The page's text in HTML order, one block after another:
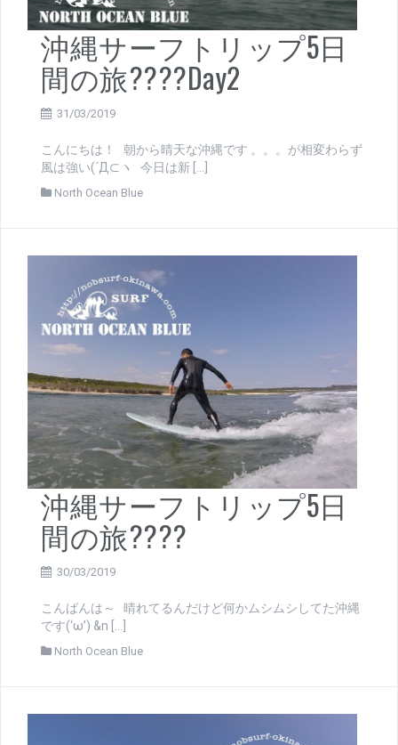
沖縄サーフトリップ5日
間の旅????Day2
31/03/2019
こんにちは！ 朝から晴天な沖縄です 。。。が相変わらず
風は強い(´Д⊂ヽ 今日は新 […]
North Ocean Blue
沖縄サーフトリップ5日
間の旅????
30/03/2019
こんばんは～ 晴れてるんだけど何かムシムシしてた沖縄
です(‘ω’) &n […]
North Ocean Blue